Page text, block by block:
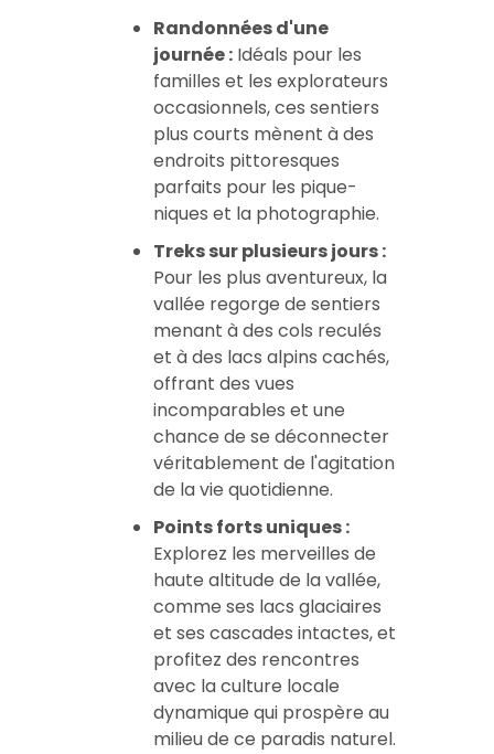
Randonnées d'une
journée : Idéals pour les
familles et les explorateurs
occasionnels, ces sentiers
plus courts mènent à des
endroits pittoresques
parfaits pour les pique-
niques et la photographie.
Treks sur plusieurs jours :
Pour les plus aventureux, la
vallée regorge de sentiers
menant à des cols reculés
et à des lacs alpins cachés,
offrant des vues
incomparables et une
chance de se déconnecter
véritablement de l'agitation
de la vie quotidienne.
Points forts uniques :
Explorez les merveilles de
haute altitude de la vallée,
comme ses lacs glaciaires
et ses cascades intactes, et
profitez des rencontres
avec la culture locale
dynamique qui prospère au
milieu de ce paradis naturel.